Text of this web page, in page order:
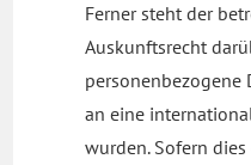
Ferner steht der
Auskunftsrecht
personenbezogene
an eine
wurden. Sofern